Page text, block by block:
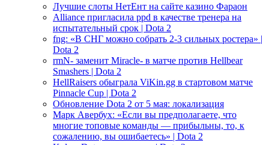
Лучшие слоты НетЕнт на сайте казино Фараон
Alliance пригласила ppd в качестве тренера на
испытательный срок | Dota 2
fng: «В СНГ можно собрать 2-3 сильных ростера» |
Dota 2
rmN- заменит Miracle- в матче против Hellbear
Smashers | Dota 2
HellRaisers обыграла ViKin.gg в стартовом матче
Pinnacle Cup | Dota 2
Обновление Dota 2 от 5 мая: локализация
Марк Авербух: «Если вы предполагаете, что
многие топовые команды — прибыльны, то, к
сожалению, вы ошибаетесь» | Dota 2